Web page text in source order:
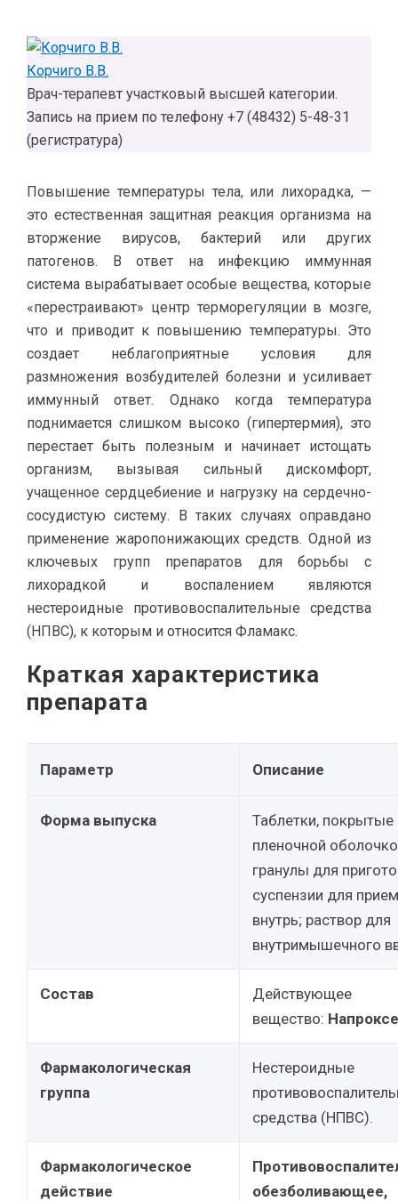
Корчиго В.В.
Врач-терапевт участковый высшей категории.
Запись на прием по телефону +7 (48432) 5-48-31
(регистратура)
Повышение температуры тела, или лихорадка, —
это естественная защитная реакция организма на
вторжение вирусов, бактерий или других
патогенов. В ответ на инфекцию иммунная
система вырабатывает особые вещества, которые
«перестраивают» центр терморегуляции в мозге,
что и приводит к повышению температуры. Это
создает неблагоприятные условия для
размножения возбудителей болезни и усиливает
иммунный ответ. Однако когда температура
поднимается слишком высоко (гипертермия), это
перестает быть полезным и начинает истощать
организм, вызывая сильный дискомфорт,
учащенное сердцебиение и нагрузку на сердечно-
сосудистую систему. В таких случаях оправдано
применение жаропонижающих средств. Одной из
ключевых групп препаратов для борьбы с
лихорадкой и воспалением являются
нестероидные противовоспалительные средства
(НПВС), к которым и относится Фламакс.
Краткая характеристика
препарата
Параметр Описание
Форма выпуска
Таблетки, покрытые
пленочной
гранулы для
суспензии для
внутрь; раствор для
внутримышечного
Состав
Действующее
вещество:
Фармакологическая
группа
Нестероидные
средства (НПВС).
Фармакологическое
действие
обезболивающее,